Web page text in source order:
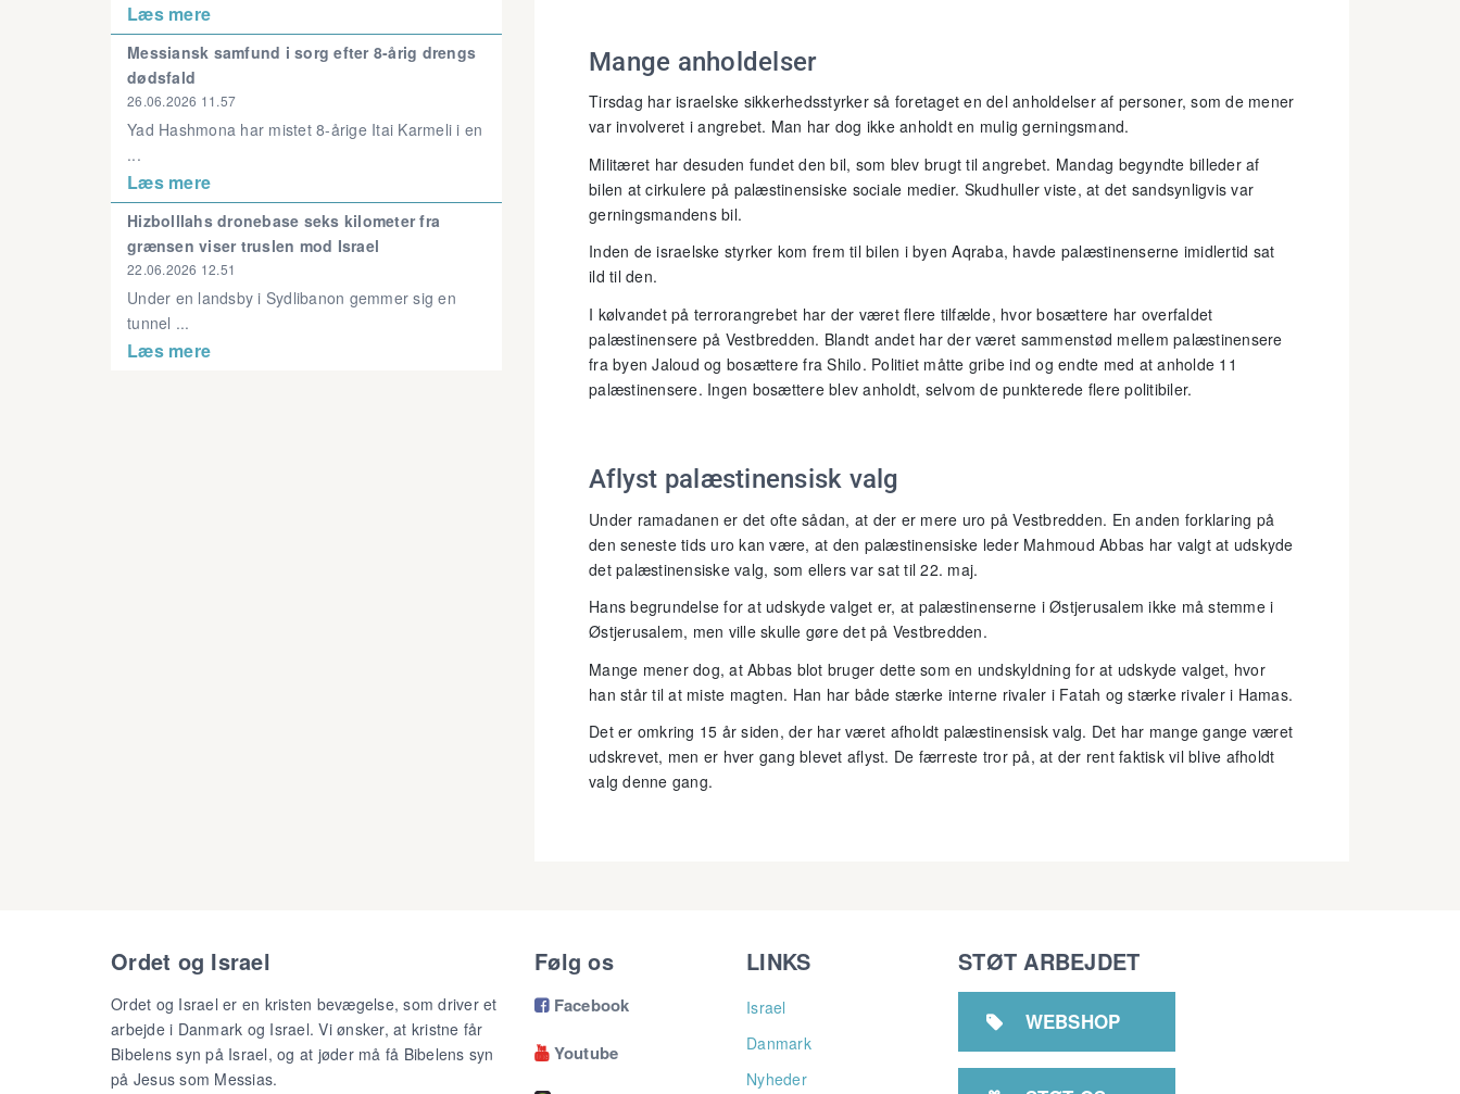
Læs mere
Messiansk samfund i sorg efter 8-årig drengs
dødsfald
26.06.2026 11.57
Yad Hashmona har mistet 8-årige Itai Karmeli i en
...
Læs mere
Hizbolllahs dronebase seks kilometer fra
grænsen viser truslen mod Israel
22.06.2026 12.51
Under en landsby i Sydlibanon gemmer sig en
tunnel ...
Læs mere
Mange anholdelser
Tirsdag har israelske sikkerhedsstyrker så foretaget en del anholdelser af personer, som de mener
var involveret i angrebet. Man har dog ikke anholdt en mulig gerningsmand.
Militæret har desuden fundet den bil, som blev brugt til angrebet. Mandag begyndte billeder af
bilen at cirkulere på palæstinensiske sociale medier. Skudhuller viste, at det sandsynligvis var
gerningsmandens bil.
Inden de israelske styrker kom frem til bilen i byen Aqraba, havde palæstinenserne imidlertid sat
ild til den.
I kølvandet på terrorangrebet har der været flere tilfælde, hvor bosættere har overfaldet
palæstinensere på Vestbredden. Blandt andet har der været sammenstød mellem palæstinensere
fra byen Jaloud og bosættere fra Shilo. Politiet måtte gribe ind og endte med at anholde 11
palæstinensere. Ingen bosættere blev anholdt, selvom de punkterede flere politibiler.
Aflyst palæstinensisk valg
Under ramadanen er det ofte sådan, at der er mere uro på Vestbredden. En anden forklaring på
den seneste tids uro kan være, at den palæstinensiske leder Mahmoud Abbas har valgt at udskyde
det palæstinensiske valg, som ellers var sat til 22. maj.
Hans begrundelse for at udskyde valget er, at palæstinenserne i Østjerusalem ikke må stemme i
Østjerusalem, men ville skulle gøre det på Vestbredden.
Mange mener dog, at Abbas blot bruger dette som en undskyldning for at udskyde valget, hvor
han står til at miste magten. Han har både stærke interne rivaler i Fatah og stærke rivaler i Hamas.
Det er omkring 15 år siden, der har været afholdt palæstinensisk valg. Det har mange gange været
udskrevet, men er hver gang blevet aflyst. De færreste tror på, at der rent faktisk vil blive afholdt
valg denne gang.
Ordet og Israel
Ordet og Israel er en kristen bevægelse, som driver et
arbejde i Danmark og Israel. Vi ønsker, at kristne får
Bibelens syn på Israel, og at jøder må få Bibelens syn
på Jesus som Messias.
Følg os
Facebook
Youtube
LINKS
Israel
Danmark
Nyheder
STØT ARBEJDET
 WEBSHOP